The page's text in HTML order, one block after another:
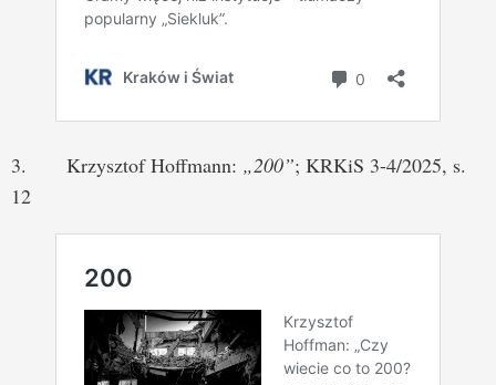
3. Krzysztof Hoffmann: „200”; KRKiS 3-4/2025, s.
12